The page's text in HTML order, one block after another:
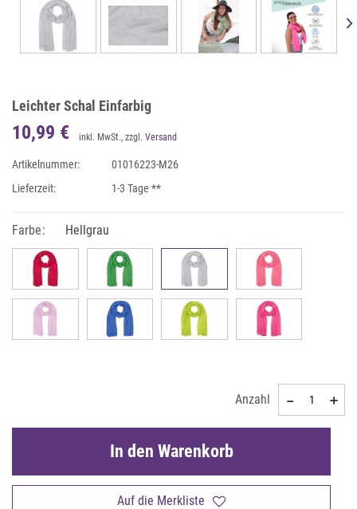
Leichter Schal Einfarbig
10,99 € inkl. MwSt., zzgl. Versand
Artikelnummer:
01016223-M26
Lieferzeit:
1-3 Tage **
Farbe: Hellgrau
Anzahl
Auf die Merkliste
In den Warenkorb